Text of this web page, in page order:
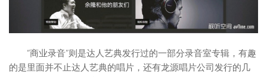
“商业录音”则是达人艺典发行过的一部分录音室专辑，有趣
的是里面并不止达人艺典的唱片，还有龙源唱片公司发行的几